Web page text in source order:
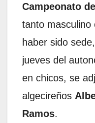
Campeonato
tanto masculino
haber sido
jueves del
en chicos, se
algecireños
Ramos.